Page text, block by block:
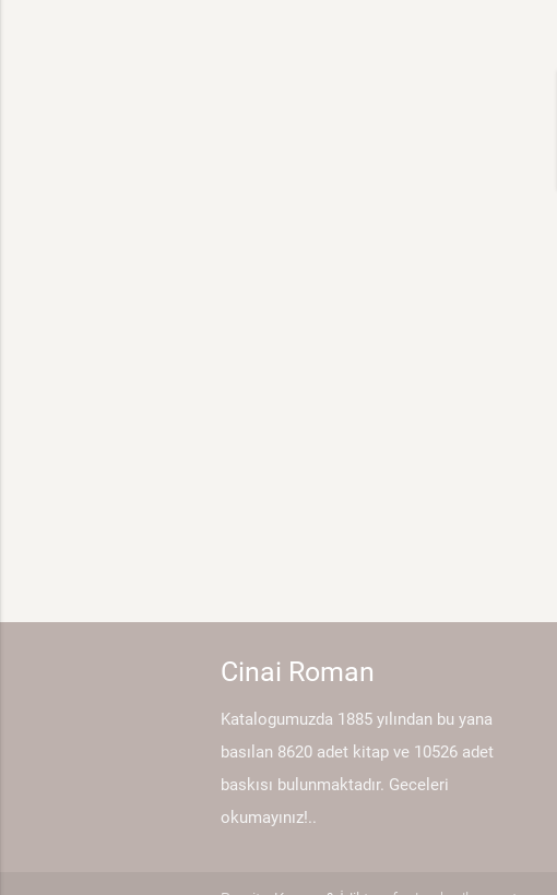
Cinai Roman
Katalogumuzda 1885 yılından bu yana
basılan 8620 adet kitap ve 10526 adet
baskısı bulunmaktadır. Geceleri
okumayınız!..